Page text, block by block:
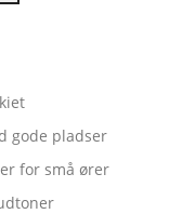
gode pladser
for små ører